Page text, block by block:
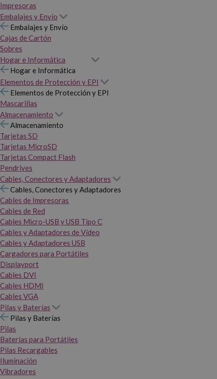
Impresoras
Embalajes y Envío
Embalajes y Envío
Cajas de Cartón
Sobres
Hogar e Informática
Hogar e Informática
Elementos de Protección y EPI
Elementos de Protección y EPI
Mascarillas
Almacenamiento
Almacenamiento
Tarjetas SD
Tarjetas MicroSD
Tarjetas Compact Flash
Pendrives
Cables, Conectores y Adaptadores
Cables, Conectores y Adaptadores
Cables de Impresoras
Cables de Red
Cables Micro-USB y USB Tipo C
Cables y Adaptadores de Vídeo
Cables y Adaptadores USB
Cargadores para Portátiles
Displayport
Cables DVI
Cables HDMI
Cables VGA
Pilas y Baterías
Pilas y Baterías
Pilas
Baterías para Portátiles
Pilas Recargables
Iluminación
Vibradores